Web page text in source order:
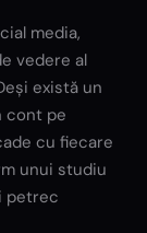
media,
vedere al
există un
cont pe
cu fiecare
unui studiu
petrec